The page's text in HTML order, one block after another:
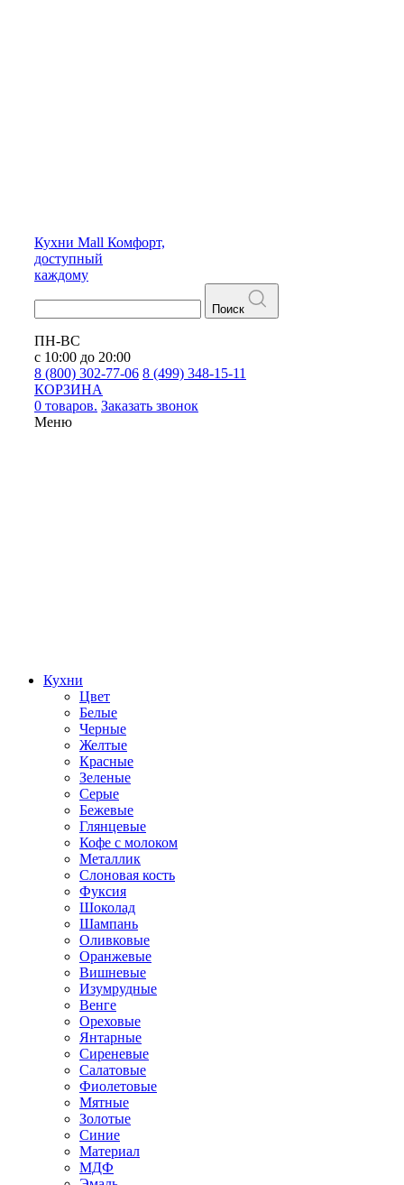
Кухни Mall Комфорт,
доступный
каждому
Поиск
ПН-ВС
с 10:00 до 20:00
8 (800) 302-77-06 8 (499) 348-15-11
КОРЗИНА
0 товаров. Заказать звонок
Меню
Кухни
Цвет
Белые
Черные
Желтые
Красные
Зеленые
Серые
Бежевые
Глянцевые
Кофе с молоком
Металлик
Слоновая кость
Фуксия
Шоколад
Шампань
Оливковые
Оранжевые
Вишневые
Изумрудные
Венге
Ореховые
Янтарные
Сиреневые
Салатовые
Фиолетовые
Мятные
Золотые
Синие
Материал
МДФ